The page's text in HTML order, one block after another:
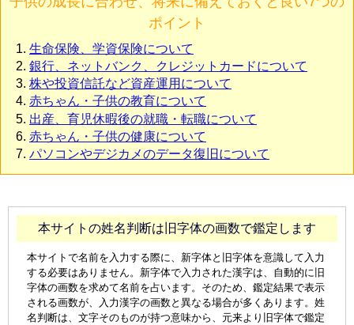
ポイント
生命保険、学資保険について
銀行、ネットバンク、クレジットカードについて
株や投資信託など資産運用について
赤ちゃん・子供の教育について
出産、育児休暇後の就職・転職について
赤ちゃん・子供の健康について
パソコンやデジカメのデータ復旧について
本サイトの姓名判断は旧字体の画数で鑑定します
本サイトで名前を入力する際に、新字体と旧字体を意識して入力
する必要はありません。新字体で入力された漢字は、自動的に旧
字体の画数を求めて名前を占います。そのため、鑑定結果で表示
される画数が、入力漢字の画数と異なる場合が多くあります。姓
名判断は、文字そのものが持つ意味から、元来より旧字体で鑑定